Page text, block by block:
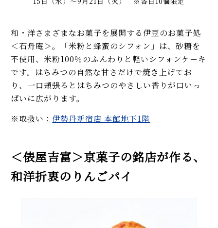
和・洋さまざまなお菓子を展開する伊豆のお菓子処
＜石舟庵＞。「米粉と蜂蜜のシフォン」は、砂糖を
不使用、米粉100％のふんわりと軽いシフォンケーキ
です。はちみつの自然な甘さだけで焼き上げてお
り、一口頬張るとはちみつのやさしい香りが口いっ
ぱいに広がります。
※取扱い： 伊勢丹新宿店 本館地下1階
＜俵屋吉富＞京菓子の銘店が作る、
和洋折衷のりんごパイ